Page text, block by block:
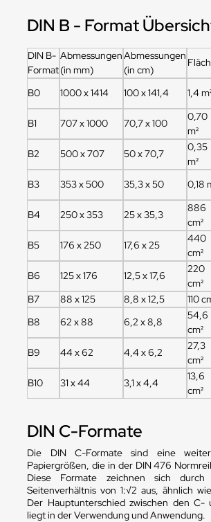
DIN B - Format
DIN B-
Format
Abmessungen
(in mm)
Abmessungen
(in cm)
B0 1000 x 1414 100 x 141,4 1,4
B1
707 x 1000 70,7 x 100
0,70
m²
B2 500 x 707 50 x 70,7
0,35
m²
B3
353 x 500 35,3 x 50 0,18
B4
250 x 353 25 x 35,3
886
cm²
B5 176 x 250 17,6 x 25
440
cm²
B6 125 x 176 12,5 x 17,6
220
cm²
B7
88 x 125 8,8 x 12,5 110
B8
62 x 88 6,2 x 8,8
54,6
cm²
B9
44 x 62 4,4 x 6,2
27,3
cm²
B10
31 x 44 3,1 x 4,4
13,6
cm²
DIN C-Formate
Die DIN C-Formate sind eine
Papiergrößen, die in der DIN 476
Diese Formate zeichnen sich durch
Seitenverhältnis von 1:√2 aus, ähnlich
Der Hauptunterschied zwischen den C-
liegt in der Verwendung und Anwendung.